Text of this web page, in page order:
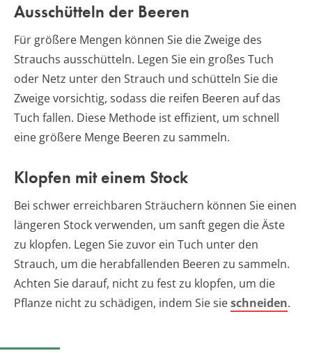
Ausschütteln der Beeren
Für größere Mengen können Sie die Zweige des
Strauchs ausschütteln. Legen Sie ein großes Tuch
oder Netz unter den Strauch und schütteln Sie die
Zweige vorsichtig, sodass die reifen Beeren auf das
Tuch fallen. Diese Methode ist effizient, um schnell
eine größere Menge Beeren zu sammeln.
Klopfen mit einem Stock
Bei schwer erreichbaren Sträuchern können Sie einen
längeren Stock verwenden, um sanft gegen die Äste
zu klopfen. Legen Sie zuvor ein Tuch unter den
Strauch, um die herabfallenden Beeren zu sammeln.
Achten Sie darauf, nicht zu fest zu klopfen, um die
Pflanze nicht zu schädigen, indem Sie sieschneiden.